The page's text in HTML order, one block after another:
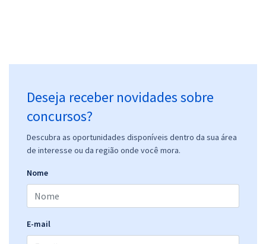
Deseja receber novidades sobre
concursos?
Descubra as oportunidades disponíveis dentro da sua área
de interesse ou da região onde você mora.
Nome
E-mail